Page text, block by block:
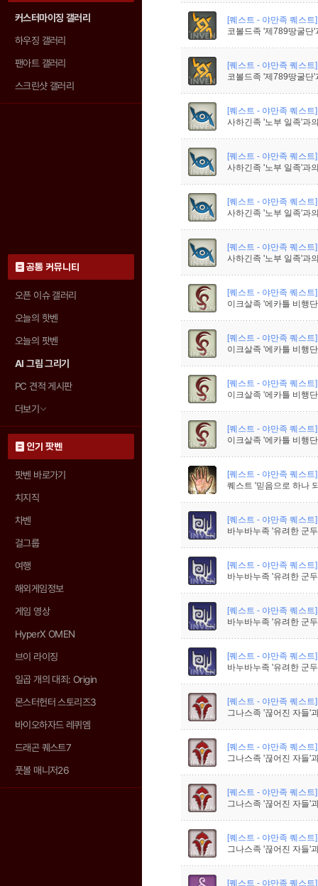
커스터마이징 갤러리
하우징 갤러리
팬아트 갤러리
스크린샷 갤러리
공통 커뮤니티
오픈 이슈 갤러리
오늘의 핫벤
오늘의 팟벤
AI 그림 그리기
PC 견적 게시판
더보기
인기 팟벤
팟벤 바로가기
치지직
차벤
걸그룹
여행
해외게임정보
게임 영상
HyperX OMEN
브이 라이징
일곱 개의 대죄: Origin
몬스터헌터 스토리즈3
바이오하자드 레퀴엠
드래곤 퀘스트7
풋볼 매니저26
[퀘스트 - 야만족 퀘스트]
코볼드족 '제789땅굴단
[퀘스트 - 야만족 퀘스트]
코볼드족 '제789땅굴단
[퀘스트 - 야만족 퀘스트]
사하긴족 '노부 일족'과
[퀘스트 - 야만족 퀘스트]
사하긴족 '노부 일족'과
[퀘스트 - 야만족 퀘스트]
사하긴족 '노부 일족'과
[퀘스트 - 야만족 퀘스트]
사하긴족 '노부 일족'과
[퀘스트 - 야만족 퀘스트]
이크살족 '에카틀 비행
[퀘스트 - 야만족 퀘스트]
이크살족 '에카틀 비행
[퀘스트 - 야만족 퀘스트]
이크살족 '에카틀 비행
[퀘스트 - 야만족 퀘스트]
이크살족 '에카틀 비행
[퀘스트 - 야만족 퀘스트]
퀘스트 '믿음으로 하나
[퀘스트 - 야만족 퀘스트]
바누바누족 '유려한 군
[퀘스트 - 야만족 퀘스트]
바누바누족 '유려한 군
[퀘스트 - 야만족 퀘스트]
바누바누족 '유려한 군
[퀘스트 - 야만족 퀘스트]
바누바누족 '유려한 군
[퀘스트 - 야만족 퀘스트]
그나스족 '끊어진 자들'
[퀘스트 - 야만족 퀘스트]
그나스족 '끊어진 자들'
[퀘스트 - 야만족 퀘스트]
그나스족 '끊어진 자들'
[퀘스트 - 야만족 퀘스트]
그나스족 '끊어진 자들'
[퀘스트 - 야만족 퀘스트]